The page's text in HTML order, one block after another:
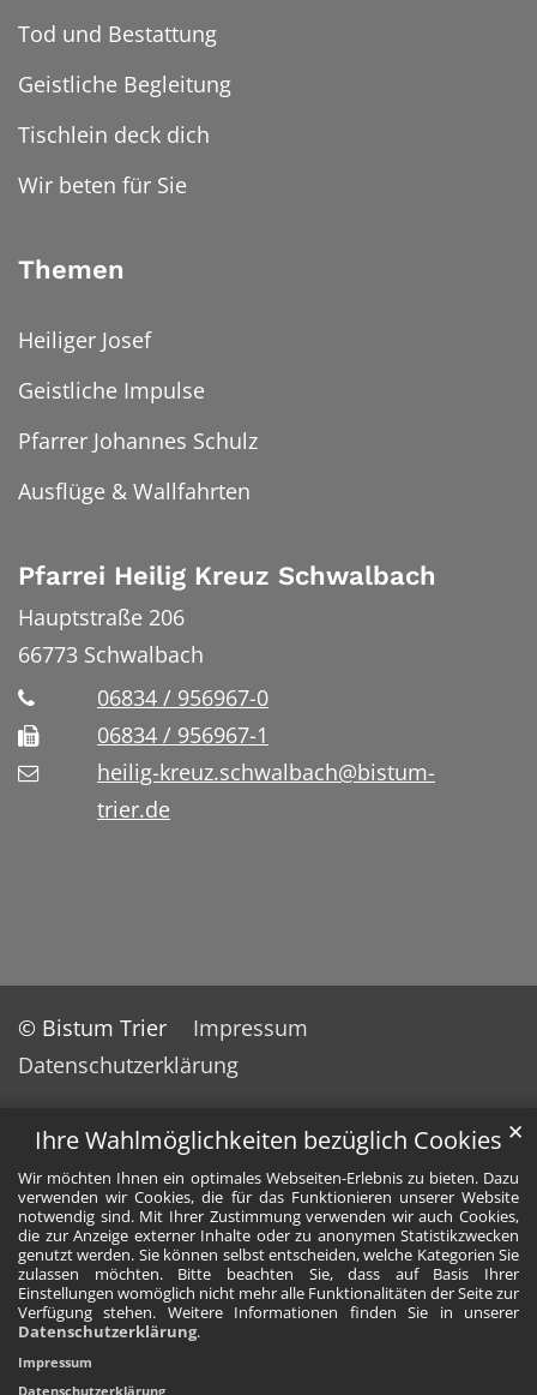
Ihre Wahlmöglichkeiten bezüglich Cookies
Wir möchten Ihnen ein optimales Webseiten-Erlebnis zu bieten. Dazu
verwenden wir Cookies, die für das Funktionieren unserer Website
notwendig sind. Mit Ihrer Zustimmung verwenden wir auch Cookies,
die zur Anzeige externer Inhalte oder zu anonymen Statistikzwecken
genutzt werden. Sie können selbst entscheiden, welche Kategorien Sie
zulassen möchten. Bitte beachten Sie, dass auf Basis Ihrer
Einstellungen womöglich nicht mehr alle Funktionalitäten der Seite zur
Verfügung stehen. Weitere Informationen finden Sie in unserer
Datenschutzerklärung.
✕
Impressum
Datenschutzerklärung
Tod und Bestattung
Geistliche Begleitung
Tischlein deck dich
Wir beten für Sie
Themen
Heiliger Josef
Geistliche Impulse
Pfarrer Johannes Schulz
Ausflüge & Wallfahrten
Pfarrei Heilig Kreuz Schwalbach
Hauptstraße 206
66773 Schwalbach
06834 / 956967-0
06834 / 956967-1
heilig-kreuz.schwalbach@bistum-
trier.de
© Bistum Trier
Impressum
Datenschutzerklärung